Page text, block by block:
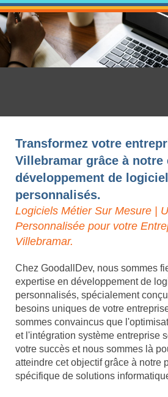
Transformez votre
Villebramar grâce à notre
développement de
personnalisés.
Logiciels Métier Sur Mesure |
Personnalisée pour votre
Villebramar.
Chez GoodallDev, nous sommes
expertise en développement de
personnalisés, spécialement
besoins uniques de votre
sommes convaincus que
et l'intégration système entreprise
votre succès et nous sommes là
atteindre cet objectif grâce à notre
spécifique de solutions